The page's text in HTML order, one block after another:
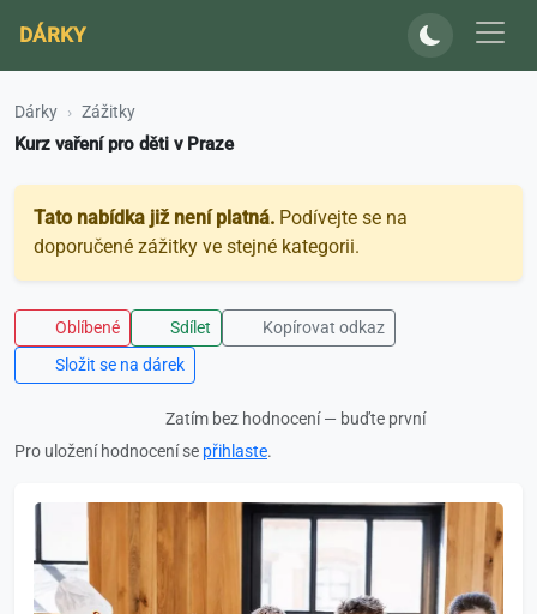
DÁRKY
Dárky Zážitky
Kurz vaření pro děti v Praze
Tato nabídka již není platná. Podívejte se na
doporučené zážitky ve stejné kategorii.
Oblíbené Sdílet
Kopírovat odkaz
Složit se na dárek
Zatím bez hodnocení — buďte první
Pro uložení hodnocení se přihlaste.